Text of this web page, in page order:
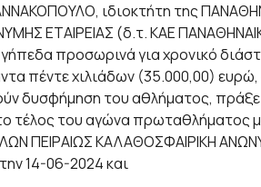
ιδιοκτήτη της
ΕΤΑΙΡΕΙΑΣ (δ.τ. ΚΑΕ
προσωρινά για χρονικό
πέντε χιλιάδων (35.000,00) ευρώ,
δυσφήμηση του αθλήματος,
τέλος του αγώνα πρωταθλήματος
ΠΕΙΡΑΙΩΣ ΚΑΛΑΘΟΣΦΑΙΡΙΚΗ
14-06-2024 και